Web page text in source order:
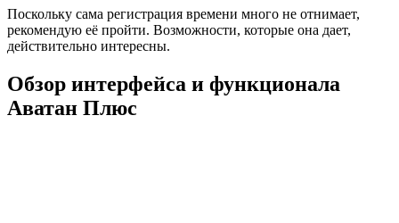
Поскольку сама регистрация времени много не отнимает,
рекомендую её пройти. Возможности, которые она дает,
действительно интересны.
Обзор интерфейса и функционала
Аватан Плюс